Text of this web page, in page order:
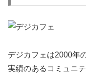
デジカフェは2000年
実績のあるコミュニ